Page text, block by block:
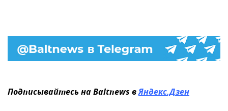
Подписывайтесь на Baltnews вЯндекс.Дзен